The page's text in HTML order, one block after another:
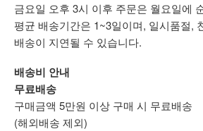
금요일 오후 3시 이후 주문은 월요일에
평균 배송기간은 1~3일이며, 일시품절,
배송이 지연될 수 있습니다.
배송비 안내
무료배송
구매금액 5만원 이상 구매 시 무료배송
(해외배송 제외)